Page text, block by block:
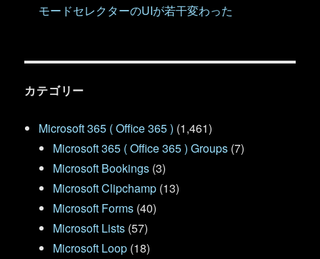
モードセレクターのUIが若干変わった
カテゴリー
Microsoft 365 ( Office 365 ) (1,461)
Microsoft 365 ( Office 365 ) Groups (7)
Microsoft Bookings (3)
Microsoft Clipchamp (13)
Microsoft Forms (40)
Microsoft Lists (57)
Microsoft Loop (18)